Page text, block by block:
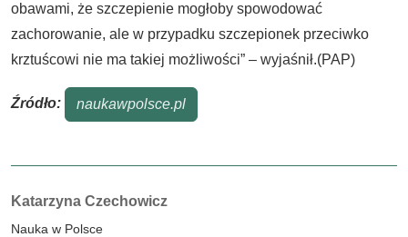
obawami, że szczepienie mogłoby spowodować
zachorowanie, ale w przypadku szczepionek przeciwko
krztuścowi nie ma takiej możliwości” – wyjaśnił.(PAP)
Źródło: naukawpolsce.pl
Autorzy:
Katarzyna Czechowicz
Nauka w Polsce